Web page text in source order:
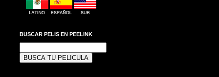
BUSCAR PELIS EN PEELINK